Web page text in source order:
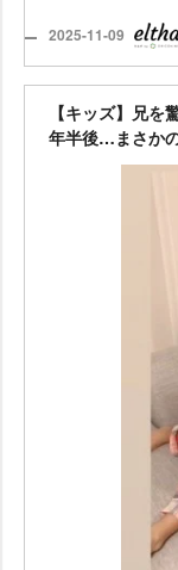
2025-11-09
【キッズ】兄を
年半後…まさか